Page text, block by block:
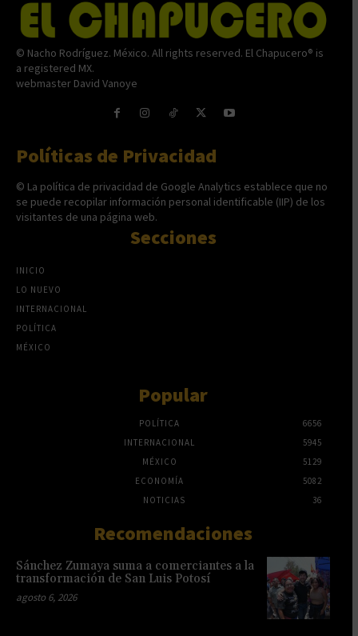
© Nacho Rodríguez. México. All rights reserved. El Chapucero® is
a registered MX.
webmaster David Vanoye
Políticas de Privacidad
© La política de privacidad de Google Analytics establece que no
se puede recopilar información personal identificable (IIP) de los
visitantes de una página web.
Secciones
INICIO
LO NUEVO
INTERNACIONAL
POLÍTICA
MÉXICO
Popular
POLÍTICA
6656
INTERNACIONAL
5945
MÉXICO
5129
ECONOMÍA
5082
NOTICIAS
36
Recomendaciones
Sánchez Zumaya suma a comerciantes a la
transformación de San Luis Potosí
agosto 6, 2026